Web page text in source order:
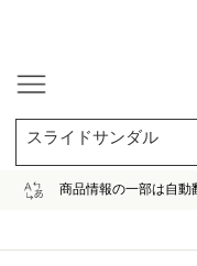
スライドサンダル
商品情報の一部は自動